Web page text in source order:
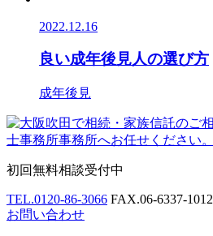
2022.12.16
良い成年後見人の選び方
成年後見
初回無料相談受付中
TEL.0120-86-3066 FAX.06-6337-1012
お問い合わせ